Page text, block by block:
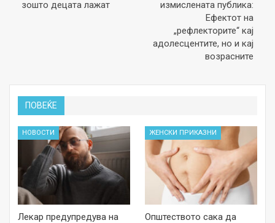
зошто децата лажат
измислената публика:
Ефектот на
„рефлекторите“ кај
адолесцентите, но и кај
возрасните
ПОВЕЌЕ
НОВОСТИ
Лекар предупредува на
ЖЕНСКИ ПРИКАЗНИ
Општеството сака да